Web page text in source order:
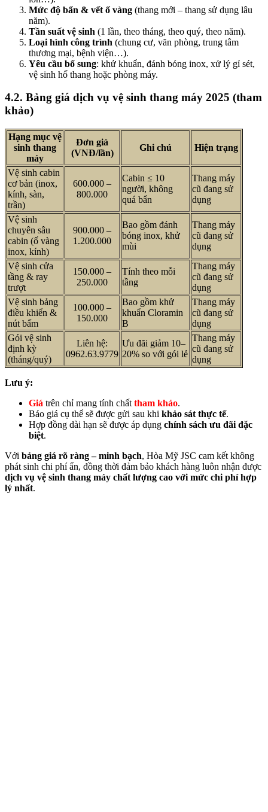
Mức độ bẩn & vết ố vàng (thang mới – thang sử dụng lâu
năm).
Tần suất vệ sinh (1 lần, theo tháng, theo quý, theo năm).
Loại hình công trình (chung cư, văn phòng, trung tâm
thương mại, bệnh viện…).
Yêu cầu bổ sung: khử khuẩn, đánh bóng inox, xử lý gỉ sét,
vệ sinh hố thang hoặc phòng máy.
4.2. Bảng giá dịch vụ vệ sinh thang máy 2025 (tham
khảo)
Hạng mục vệ
sinh thang
máy
Đơn giá
(VNĐ/lần)
Ghi chú Hiện trạng
Vệ sinh cabin
cơ bản (inox,
kính, sàn,
trần)
600.000 –
800.000
Cabin ≤ 10
người, không
quá bẩn
Thang máy
cũ đang sử
dụng
Vệ sinh
chuyên sâu
cabin (ố vàng
inox, kính)
900.000 –
1.200.000
Bao gồm đánh
bóng inox, khử
mùi
Thang máy
cũ đang sử
dụng
Vệ sinh cửa
tầng & ray
trượt
150.000 –
250.000
Tính theo mỗi
tầng
Thang máy
cũ đang sử
dụng
Vệ sinh bảng
điều khiển &
nút bấm
100.000 –
150.000
Bao gồm khử
khuẩn Cloramin
B
Thang máy
cũ đang sử
dụng
Gói vệ sinh
định kỳ
(tháng/quý)
Liên hệ:
0962.63.9779
Ưu đãi giảm 10–
20% so với gói lẻ
Thang máy
cũ đang sử
dụng
Lưu ý:
Giá trên chỉ mang tính chất tham khảo.
Báo giá cụ thể sẽ được gửi sau khi khảo sát thực tế.
Hợp đồng dài hạn sẽ được áp dụng chính sách ưu đãi đặc
biệt.
Với bảng giá rõ ràng – minh bạch, Hòa Mỹ JSC cam kết không
phát sinh chi phí ẩn, đồng thời đảm bảo khách hàng luôn nhận được
dịch vụ vệ sinh thang máy chất lượng cao với mức chi phí hợp
lý nhất.